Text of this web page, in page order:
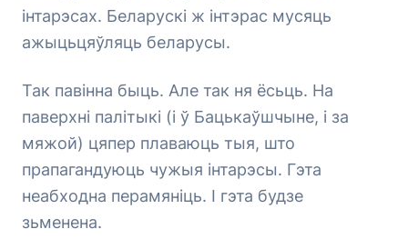
інтарэсах. Беларускі ж інтэрас мусяць
ажыцьцяўляць беларусы.
Так павінна быць. Але так ня ёсьць. На
паверхні палітыкі (і ў Бацькаўшчыне, і за
мяжой) цяпер плаваюць тыя, што
прапагандуюць чужыя інтарэсы. Гэта
неабходна перамяніць. І гэта будзе
зьменена.